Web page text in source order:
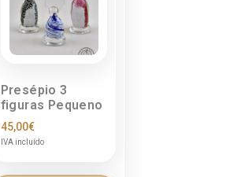
Presépio 3
figuras Pequeno
45,00€
IVA incluído